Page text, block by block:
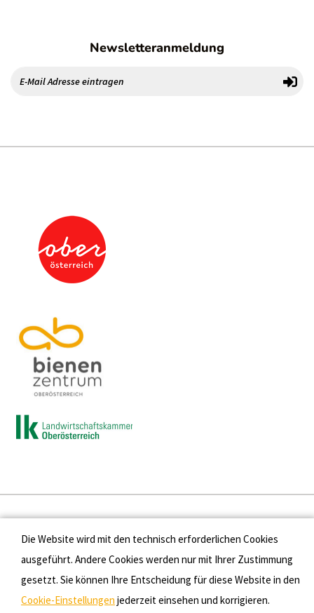
Newsletteranmeldung
Presse
Kontakt
Datenschutz
Die Website wird mit den technisch erforderlichen Cookies
ausgeführt. Andere Cookies werden nur mit Ihrer Zustimmung
gesetzt. Sie können Ihre Entscheidung für diese Website in den
Cookie-Einstellungen jederzeit einsehen und korrigieren.